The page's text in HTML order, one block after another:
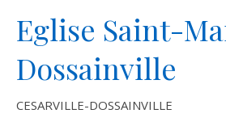
Eglise Saint-
Dossainville
CESARVILLE-DOSSAINVILLE